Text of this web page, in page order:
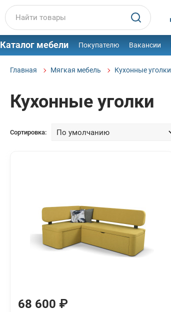
Каталог мебели Покупателю Вакансии
Главная Мягкая мебель Кухонные уголки
Кухонные уголки
Сортировка:
68 600 ₽